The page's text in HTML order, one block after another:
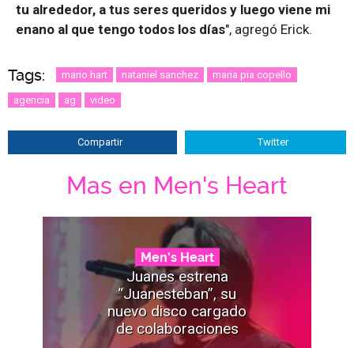
tu alrededor, a tus seres queridos y luego viene mi
enano al que tengo todos los días", agregó Erick.
Tags: mario hart nataniel sanchez maria pia copello
agencia ag video
Compartir Twitter
Mas en Men's Heart
Men's Heart
Juanes estrena
“Juanesteban”, su
nuevo disco cargado
de colaboraciones